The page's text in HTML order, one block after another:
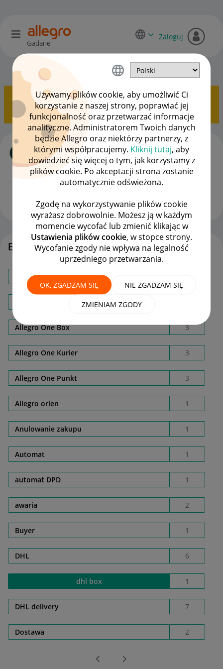
Używamy plików cookie, aby umożliwić Ci
korzystanie z naszej strony, poprawiać jej
funkcjonalność oraz przetwarzać informacje
analityczne. Administratorem Twoich danych
będzie Allegro oraz niektórzy partnerzy, z
którymi współpracujemy. Kliknij tutaj, aby
dowiedzieć się więcej o tym, jak korzystamy z
plików cookie. Po akceptacji strona zostanie
automatycznie odświeżona.
Zgodę na wykorzystywanie plików cookie
wyrażasz dobrowolnie. Możesz ją w każdym
momencie wycofać lub zmienić klikając w
Ustawienia plików cookie, w stopce strony.
Wycofanie zgody nie wpływa na legalność
uprzedniego przetwarzania.
OK, ZGADZAM SIĘ NIE ZGADZAM SIĘ
ZMIENIAM ZGODY
Gadane
Zaloguj
Allegro Delivery OPCJE
Pokazywanie tematów z etykietądhl box.Pokaż
wszystkie tematy
DHL BOX 24/7 - paczka utknęła po
"wydana do doręczenia", brak ruchu od 3
lipca
Client:36747496z‎06-07-2026 14:19
MiMary
11ODPOWIEDZI 361 WYŚWIETLEŃ
Etykiety
AL008ERA
Allegro One Box 3
Allegro One Kurier 3
Allegro One Punkt 3
Allegro orlen 1
Anulowanie zakupu 1
Automat 1
automat DPD 1
awaria 2
Buyer 1
DHL 6
dhl box 1
DHL delivery 7
Dostawa 2